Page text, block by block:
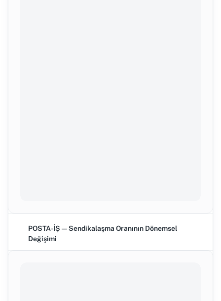
POSTA-İŞ — Sendikalaşma Oranının Dönemsel
Değişimi